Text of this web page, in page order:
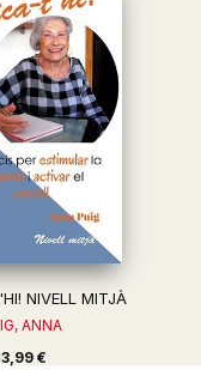
NIVELL MITJÀ
ANNA
€